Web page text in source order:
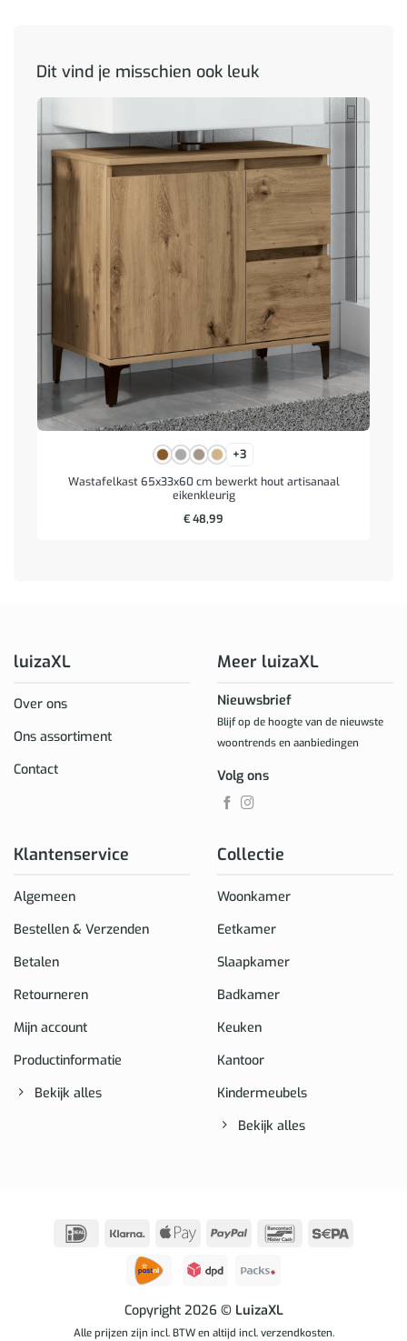
Dit vind je misschien ook leuk
+3
Wastafelkast 65x33x60 cm bewerkt hout artisanaal
eikenkleurig
€48,99
luizaXL
Over ons
Ons assortiment
Contact
Klantenservice
Algemeen
Bestellen & Verzenden
Betalen
Retourneren
Mijn account
Productinformatie
Bekijk alles
Collectie
Woonkamer
Eetkamer
Slaapkamer
Badkamer
Keuken
Kantoor
Kindermeubels
Bekijk alles
Meer luizaXL
Nieuwsbrief
Blijf op de hoogte van de nieuwste
woontrends en aanbiedingen
Volg ons
IDeal Klarna
Apple
PayPal Bancontact
Copyright 2026 © LuizaXL
Alle prijzen zijn incl. BTW en altijd incl. verzendkosten.